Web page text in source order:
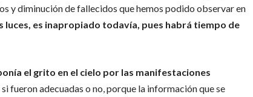
y diminución de fallecidos que hemos podido observar en
luces, es inapropiado todavía, pues habrá tiempo de
el grito en el cielo por las manifestaciones
fueron adecuadas o no, porque la información que se